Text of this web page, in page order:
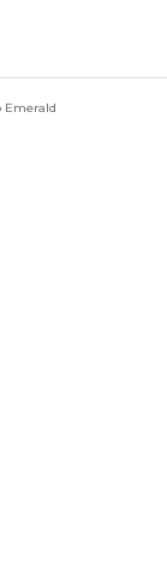
Emerald